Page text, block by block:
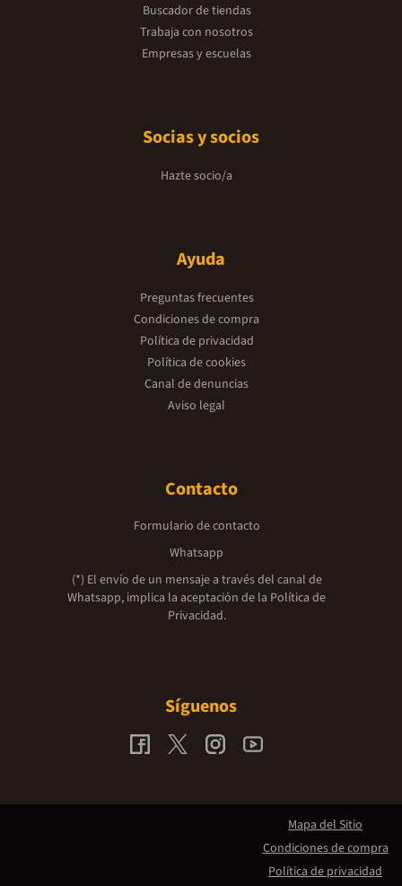
Buscador de tiendas
Trabaja con nosotros
Empresas y escuelas
Socias y socios
Hazte socio/a
Ayuda
Preguntas frecuentes
Condiciones de compra
Política de privacidad
Política de cookies
Canal de denuncias
Aviso legal
Contacto
Formulario de contacto
Whatsapp
(*) El envío de un mensaje a través del canal de
Whatsapp, implica la aceptación de la Política de
Privacidad.
Síguenos
Mapa del Sitio
Condiciones de compra
Política de privacidad